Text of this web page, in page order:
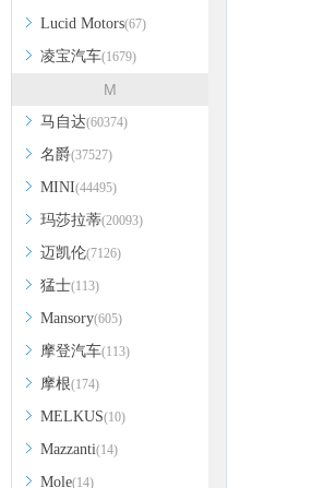
Lucid Motors(67)
凌宝汽车(1679)
M
马自达(60374)
名爵(37527)
MINI(44495)
玛莎拉蒂(20093)
迈凯伦(7126)
猛士(113)
Mansory(605)
摩登汽车(113)
摩根(174)
MELKUS(10)
Mazzanti(14)
Mole(14)